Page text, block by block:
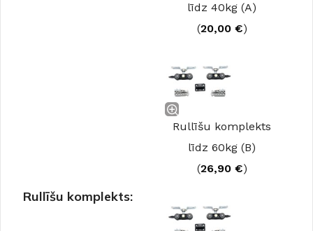
Rullīšu komplekts:
līdz 40kg (A)
(20,00 €)
Rullīšu komplekts
līdz 60kg (B)
(26,90 €)